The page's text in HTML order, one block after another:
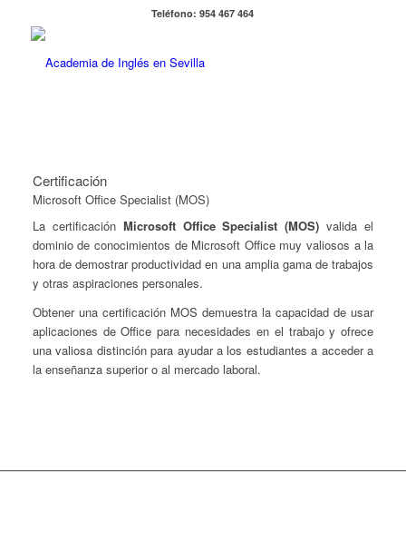
Teléfono: 954 467 464
Certificación
Microsoft Office Specialist (MOS)
La certificación Microsoft Office Specialist (MOS) valida el
dominio de conocimientos de Microsoft Office muy valiosos a la
hora de demostrar productividad en una amplia gama de trabajos
y otras aspiraciones personales.
Obtener una certificación MOS demuestra la capacidad de usar
aplicaciones de Office para necesidades en el trabajo y ofrece
una valiosa distinción para ayudar a los estudiantes a acceder a
la enseñanza superior o al mercado laboral.